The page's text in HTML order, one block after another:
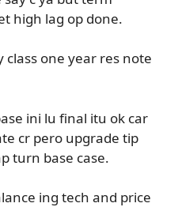
high lag op done.
class one year res note
ini lu final itu ok car
cr pero upgrade tip
turn base case.
ing tech and price